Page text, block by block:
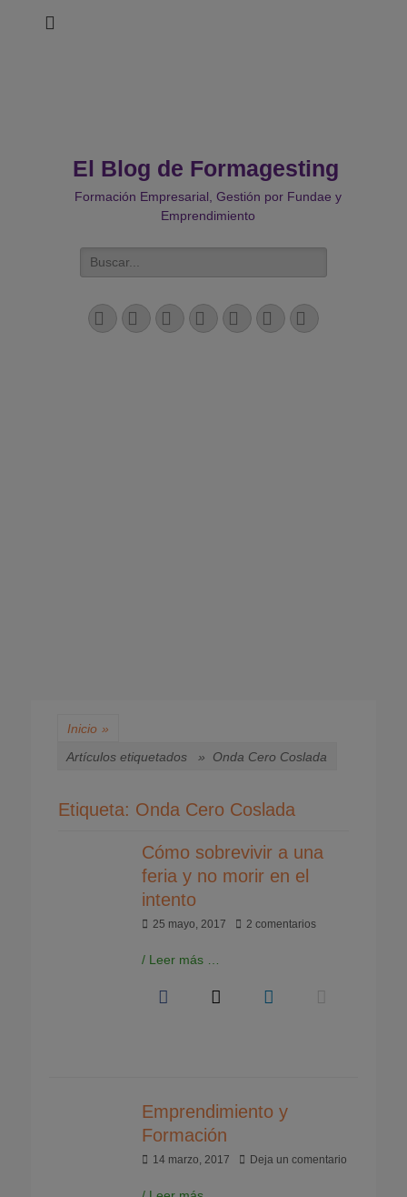
El Blog de Formagesting
Formación Empresarial, Gestión por Fundae y
Emprendimiento
Facebook
TwitterCorreo
electrónico
LinkedInYouTubeInstagramTeléfono
Inicio »
Artículos etiquetados » Onda Cero Coslada
Etiqueta: Onda Cero Coslada
Cómo sobrevivir a una
feria y no morir en el
intento
Publicado
25 mayo, 2017 2 comentarios
/ Leer más …
Emprendimiento y
Formación
Publicado
14 marzo, 2017 Deja un comentario